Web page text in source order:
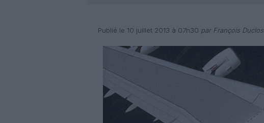
Publié le 10 juillet 2013 à 07h30 par François Duclos